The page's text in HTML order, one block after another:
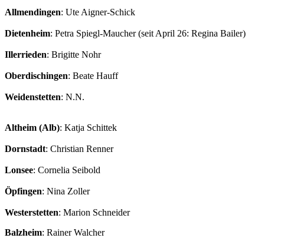
Allmendingen: Ute Aigner-Schick
Dietenheim: Petra Spiegl-Maucher (seit April 26: Regina Bailer)
Illerrieden: Brigitte Nohr
Oberdischingen: Beate Hauff
Weidenstetten: N.N.
Altheim (Alb): Katja Schittek
Dornstadt: Christian Renner
Lonsee: Cornelia Seibold
Öpfingen: Nina Zoller
Westerstetten: Marion Schneider
Balzheim: Rainer Walcher